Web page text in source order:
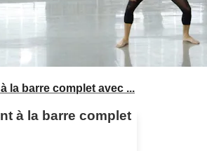
la barre complet avec ...
à la barre complet